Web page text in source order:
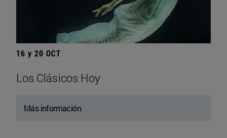
16 y 20 OCT
Los Clásicos Hoy
Más información